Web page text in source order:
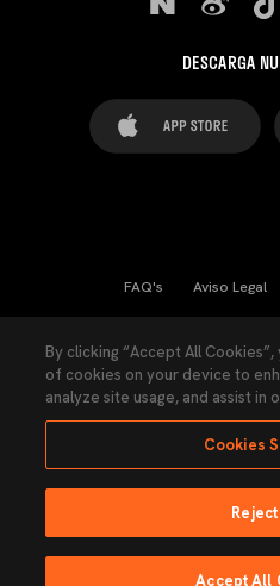
DESCARGA
FAQ's Aviso Legal
Ley Transparencia
Ninguna parte de esta página puede ser
By clicking “Accept All
of cookies on your device to
analyze site usage, and assist in
Cookies
Accept All